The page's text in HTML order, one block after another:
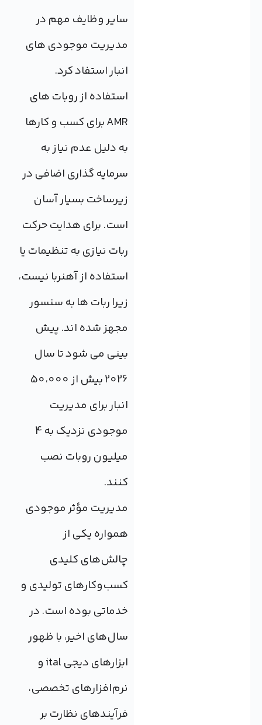
سایر وظایف مهم در
مدیریت موجودی های
انبار استفاد کرد.
استفاده از روبات های
AMR برای کسب و کارها
به دلیل عدم نیاز به
سرمایه گذاری اضافی در
زیرساخت بسیار آسان
است. برای هدایت حرکت
ربات نیازی به تنظیمات یا
استفاده از آهنربا نیست،
زیرا ربات ها به سنسور
مجهز شده اند. پیش
بینی می شود تا سال
2026 بیش از 50،000
انبار برای مدیریت
موجودی نزدیک به 4
میلیون روبات نصب
کنند.
مدیریت مؤثر موجودی
همواره یکی از
چالش‌های کلیدی
کسب‌وکارهای تولیدی و
خدماتی بوده است. در
سال‌های اخیر، با ظهور
ابزارهای دیجی ital و
نرم‌افزارهای تخصصی،
فرآیندهای نظارت بر